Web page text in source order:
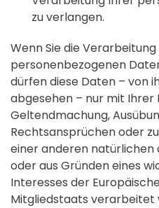
zu verlangen.
Wenn Sie die
personenbezogenen
dürfen diese Daten – von
abgesehen – nur mit Ihrer
Geltendmachung,
Rechtsansprüchen oder
einer anderen natürlichen
oder aus Gründen eines
Interesses der
Mitgliedstaats verarbeitet